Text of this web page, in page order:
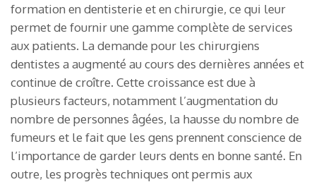
formation en dentisterie et en chirurgie, ce qui leur
permet de fournir une gamme complète de services
aux patients. La demande pour les chirurgiens
dentistes a augmenté au cours des dernières années et
continue de croître. Cette croissance est due à
plusieurs facteurs, notamment l’augmentation du
nombre de personnes âgées, la hausse du nombre de
fumeurs et le fait que les gens prennent conscience de
l’importance de garder leurs dents en bonne santé. En
outre, les progrès techniques ont permis aux